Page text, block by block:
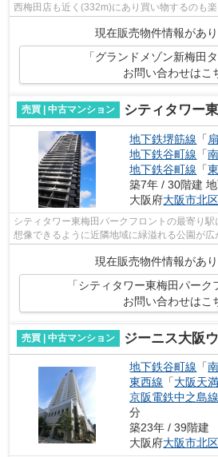
西梅田店も近く(332m)にあり買い物するのも楽
れた中古マンションで清潔感を感じま...
現在販売物件情報があり
「グランドメゾン新梅田
お問い合わせはこ
売買 | 中古マンション シティタワー東梅
地下鉄堺筋線 「
地下鉄谷町線 「
地下鉄谷町線 「
築7年 / 30階建
大阪府大阪市北区
シティタワー東梅田パークフロントの最寄り
想像できるように近隣地域に緑溢れる公園が
現在販売物件情報があり
「シティタワー東梅田パー
お問い合わせはこ
売買 | 中古マンション ジーニス大阪
地下鉄谷町線 「
東西線 「大阪天
京阪電鉄中之島線
分
築23年 / 39階建
大阪府大阪市北